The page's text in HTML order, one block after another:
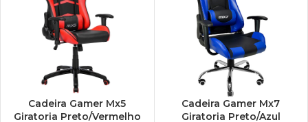
Cadeira Gamer Mx5
Giratoria Preto/Vermelho
Cadeira Gamer Mx7
Giratoria Preto/Azul